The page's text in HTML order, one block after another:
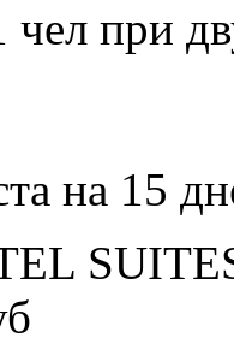
чел при
на 15